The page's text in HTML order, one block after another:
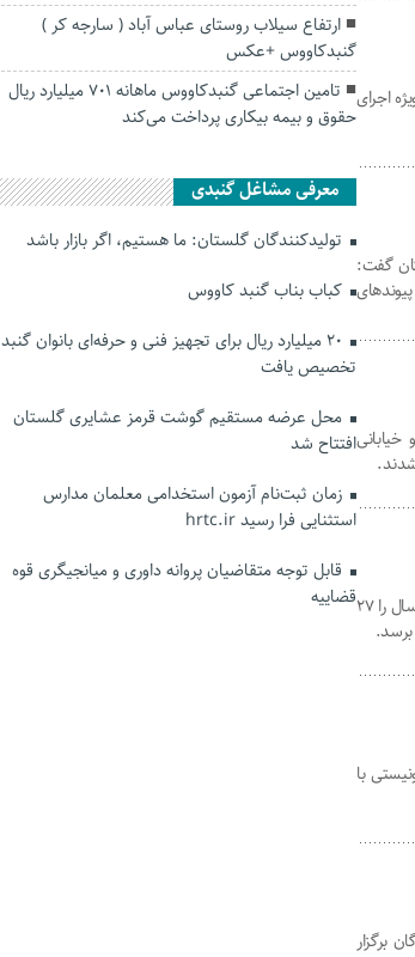
اجرای
گفت:
مدیرکل کمیته امداد امام خمینی گلستان مبلغ کمک جمع آوری شده در جشن عاطفه های امسال را ۲۷
با
برگزار
ارتفاع سیلاب روستای عباس آباد ( سارجه کر )
گنبدکاووس +عکس
تامین اجتماعی گنبدکاووس ماهانه ۷۰۱ میلیارد ریال
حقوق و بیمه بیکاری پرداخت می‌کند
معرفی مشاغل گنبدی
تولیدکنندگان گلستان: ما هستیم، اگر بازار باشد
کباب بناب گنبد کاووس
۲۰ میلیارد ریال برای تجهیز فنی و حرفه‌ای بانوان گنبد
تخصیص یافت
محل عرضه مستقیم گوشت قرمز عشایری گلستان
افتتاح شد
زمان ثبت‌نام آزمون استخدامی معلمان مدارس
استثنایی فرا رسید hrtc.ir
قابل توجه متقاضیان پروانه داوری و میانجیگری قوه
قضاییه